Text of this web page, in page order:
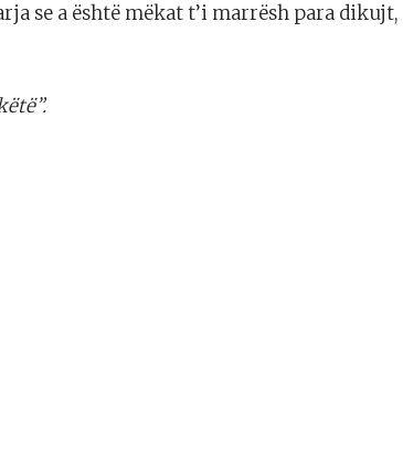
se a është mëkat t’i marrësh para dikujt,